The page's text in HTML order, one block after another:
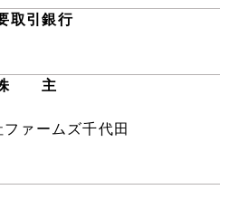
取引銀行
主
ァームズ千代田